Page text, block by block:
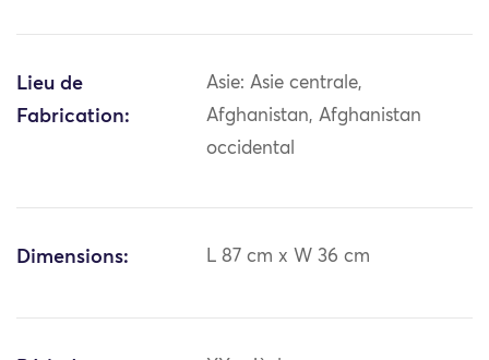
Lieu de
Fabrication:
Asie: Asie centrale,
Afghanistan, Afghanistan
occidental
Dimensions: L 87 cm x W 36 cm